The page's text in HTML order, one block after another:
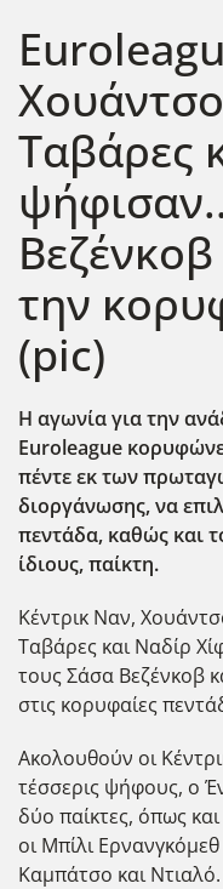
Ταβάρες
την
(pic)
Η αγωνία για την
Euroleague
πέντε εκ των
διοργάνωσης, να
πεντάδα, καθώς και
ίδιους, παίκτη.
Κέντρικ Ναν,
Ταβάρες και Ναδίρ
τους Σάσα Βεζένκοβ
στις κορυφαίες
Ακολουθούν οι
τέσσερις ψήφους, ο
δύο παίκτες, όπως
οι Μπίλι
Καμπάτσο και Ντιαλό.